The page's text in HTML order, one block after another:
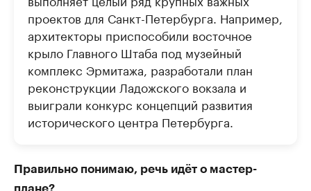
проектов для Санкт-Петербурга. Например,
архитекторы приспособили восточное
крыло Главного Штаба под музейный
комплекс Эрмитажа, разработали план
реконструкции Ладожского вокзала и
выиграли конкурс концепций развития
исторического центра Петербурга.
Правильно понимаю, речь идёт о мастер-
плане?